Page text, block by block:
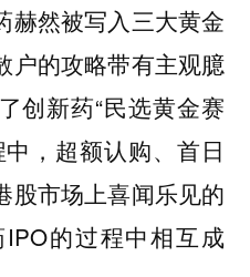
赫然被写入三大黄金
户的攻略带有主观臆
创新药“民选黄金赛
，超额认购、首日
股市场上喜闻乐见的
的过程中相互成